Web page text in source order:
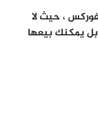
، حيث لا
يمكنك بيعها